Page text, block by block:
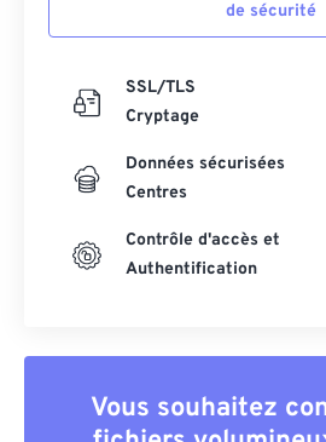
de sécurité
SSL/TLS
Cryptage
Données sécurisées
Centres
Contrôle d'accès et
Authentification
Vous souhaitez